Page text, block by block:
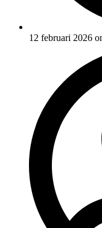
12 februari 2026